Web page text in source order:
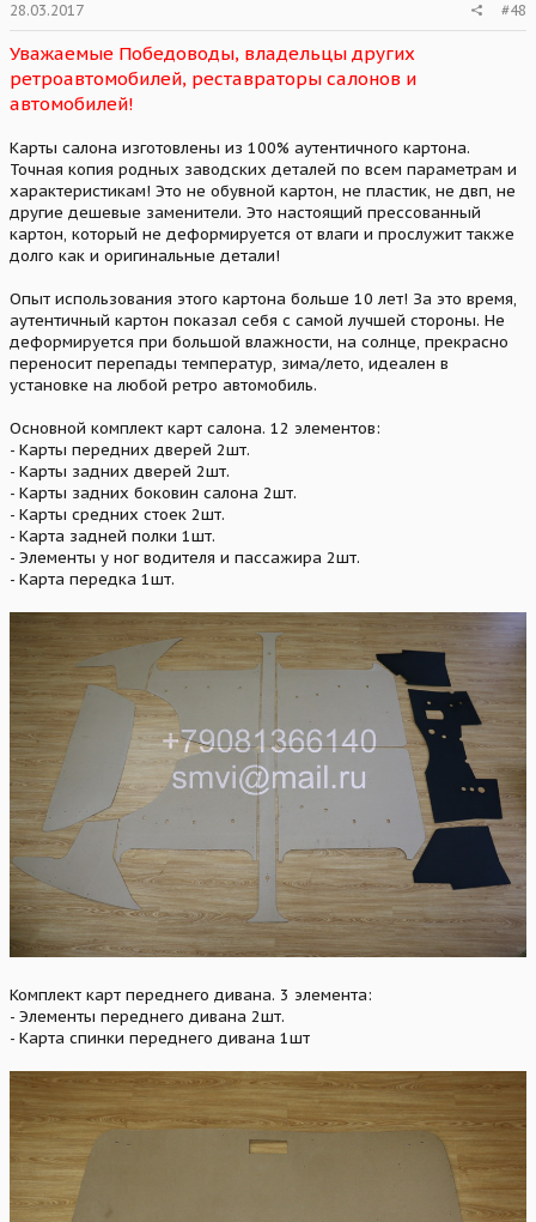
28.03.2017 #48
Уважаемые Победоводы, владельцы других
ретроавтомобилей, реставраторы салонов и
автомобилей!
Карты салона изготовлены из 100% аутентичного картона.
Точная копия родных заводских деталей по всем параметрам и
характеристикам! Это не обувной картон, не пластик, не двп, не
другие дешевые заменители. Это настоящий прессованный
картон, который не деформируется от влаги и прослужит также
долго как и оригинальные детали!
Опыт использования этого картона больше 10 лет! За это время,
аутентичный картон показал себя с самой лучшей стороны. Не
деформируется при большой влажности, на солнце, прекрасно
переносит перепады температур, зима/лето, идеален в
установке на любой ретро автомобиль.
Основной комплект карт салона. 12 элементов:
- Карты передних дверей 2шт.
- Карты задних дверей 2шт.
- Карты задних боковин салона 2шт.
- Карты средних стоек 2шт.
- Карта задней полки 1шт.
- Элементы у ног водителя и пассажира 2шт.
- Карта передка 1шт.
Комплект карт переднего дивана. 3 элемента:
- Элементы переднего дивана 2шт.
- Карта спинки переднего дивана 1шт